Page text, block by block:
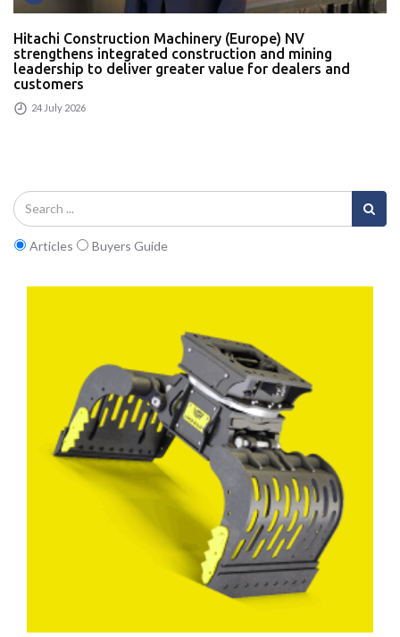
Hitachi Construction Machinery (Europe) NV
strengthens integrated construction and mining
leadership to deliver greater value for dealers and
customers
24 July 2026
Articles Buyers Guide